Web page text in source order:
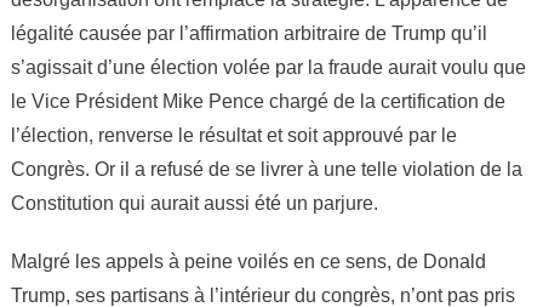
légalité causée par l’affirmation arbitraire de Trump qu’il
s’agissait d’une élection volée par la fraude aurait voulu que
le Vice Président Mike Pence chargé de la certification de
l’élection, renverse le résultat et soit approuvé par le
Congrès. Or il a refusé de se livrer à une telle violation de la
Constitution qui aurait aussi été un parjure.
Malgré les appels à peine voilés en ce sens, de Donald
Trump, ses partisans à l’intérieur du congrès, n’ont pas pris